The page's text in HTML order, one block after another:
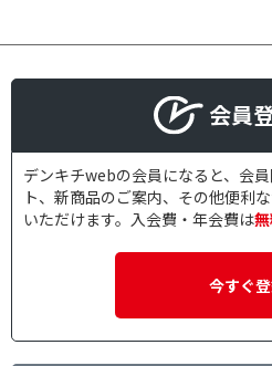
マイク対応
片耳使用で絞り込む
両耳可
専用アプリで絞り込む
会員
デンキチwebの会員になると、会
ト、新商品のご案内、その他便利
いただけます。入会費・年会費は
今すぐ